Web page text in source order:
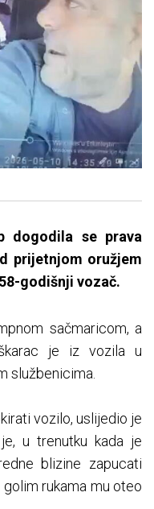
dogodila se prava
prijetnjom oružjem
godišnji vozač.
sačmaricom, a
je iz vozila u
službenicima.
vozilo, uslijedio je
u trenutku kada je
blizine zapucati
rukama mu oteo